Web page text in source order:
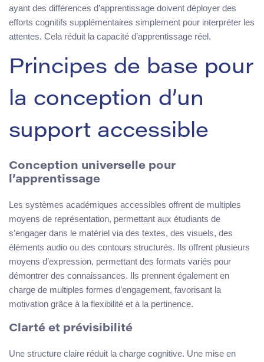
ayant des différences d’apprentissage doivent déployer des
efforts cognitifs supplémentaires simplement pour interpréter les
attentes. Cela réduit la capacité d’apprentissage réel.
Principes de base pour
la conception d’un
support accessible
Conception universelle pour
l’apprentissage
Les systèmes académiques accessibles offrent de multiples
moyens de représentation, permettant aux étudiants de
s’engager dans le matériel via des textes, des visuels, des
éléments audio ou des contours structurés. Ils offrent plusieurs
moyens d’expression, permettant des formats variés pour
démontrer des connaissances. Ils prennent également en
charge de multiples formes d’engagement, favorisant la
motivation grâce à la flexibilité et à la pertinence.
Clarté et prévisibilité
Une structure claire réduit la charge cognitive. Une mise en